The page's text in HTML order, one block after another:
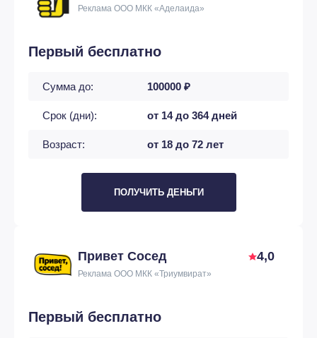
Реклама ООО МКК «Аделаида»
Первый бесплатно
Сумма до: 100000 ₽
Срок (дни): от 14 до 364 дней
Возраст: от 18 до 72 лет
ПОЛУЧИТЬ ДЕНЬГИ
Привет Сосед 4,0
Реклама ООО МКК «Триумвират»
Первый бесплатно